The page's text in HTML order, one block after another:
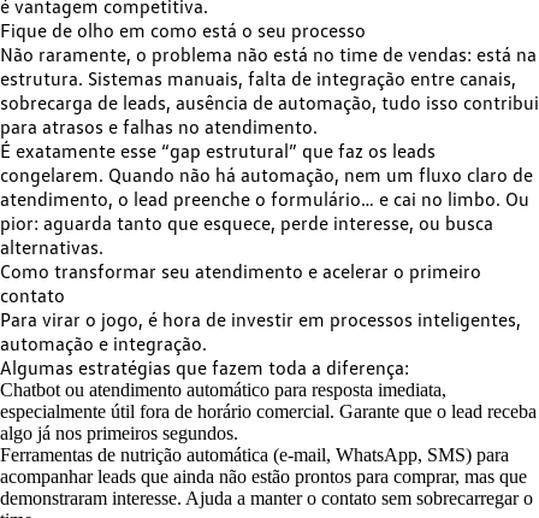
é vantagem competitiva.
Fique de olho em como está o seu processo
Não raramente, o problema não está no time de vendas: está na
estrutura. Sistemas manuais, falta de integração entre canais,
sobrecarga de leads, ausência de automação, tudo isso contribui
para atrasos e falhas no atendimento.
É exatamente esse “gap estrutural” que faz os leads
congelarem. Quando não há automação, nem um fluxo claro de
atendimento, o lead preenche o formulário… e cai no limbo. Ou
pior: aguarda tanto que esquece, perde interesse, ou busca
alternativas.
Como transformar seu atendimento e acelerar o primeiro
contato
Para virar o jogo, é hora de investir em processos inteligentes,
automação e integração.
Algumas estratégias que fazem toda a diferença:
Chatbot ou atendimento automático para resposta imediata,
especialmente útil fora de horário comercial. Garante que o lead receba
algo já nos primeiros segundos.
Ferramentas de nutrição automática (e-mail, WhatsApp, SMS) para
acompanhar leads que ainda não estão prontos para comprar, mas que
demonstraram interesse. Ajuda a manter o contato sem sobrecarregar o